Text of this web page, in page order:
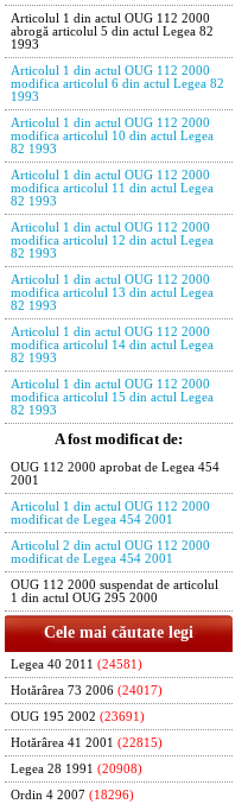
Articolul 1 din actul OUG 112 2000
abrogă articolul 5 din actul Legea 82
1993
Articolul 1 din actul OUG 112 2000
modifica articolul 6 din actul Legea 82
1993
Articolul 1 din actul OUG 112 2000
modifica articolul 10 din actul Legea
82 1993
Articolul 1 din actul OUG 112 2000
modifica articolul 11 din actul Legea
82 1993
Articolul 1 din actul OUG 112 2000
modifica articolul 12 din actul Legea
82 1993
Articolul 1 din actul OUG 112 2000
modifica articolul 13 din actul Legea
82 1993
Articolul 1 din actul OUG 112 2000
modifica articolul 14 din actul Legea
82 1993
Articolul 1 din actul OUG 112 2000
modifica articolul 15 din actul Legea
82 1993
A fost modificat de:
OUG 112 2000 aprobat de Legea 454
2001
Articolul 1 din actul OUG 112 2000
modificat de Legea 454 2001
Articolul 2 din actul OUG 112 2000
modificat de Legea 454 2001
OUG 112 2000 suspendat de articolul
1 din actul OUG 295 2000
Cele mai căutate legi
Legea 40 2011 (24581)
Hotărârea 73 2006 (24017)
OUG 195 2002 (23691)
Hotărârea 41 2001 (22815)
Legea 28 1991 (20908)
Ordin 4 2007 (18296)